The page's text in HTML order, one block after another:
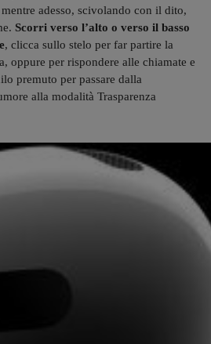
adesso, scivolando con il dito,
Scorri verso l’alto o verso il basso
, clicca sullo stelo per far partire la
oppure per rispondere alle chiamate e
premuto per passare dalla
alla modalità Trasparenza